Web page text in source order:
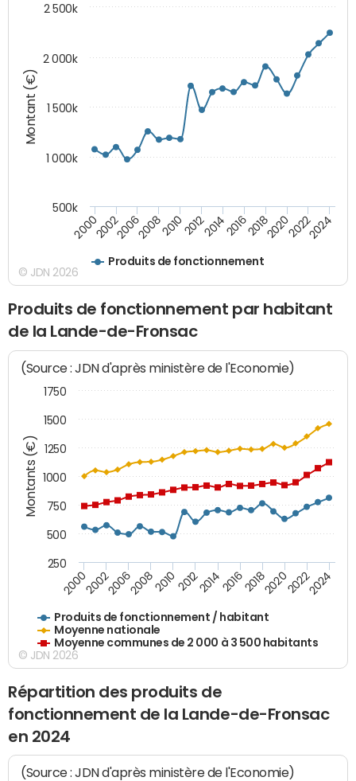
Montant (€)
Produits de fonctionnement
200020022006200820102012201420162018202020222024
1 000k
1 500k
2 000k
2 500k
500k
© JDN 2026
Produits de fonctionnement par habitant
de la Lande-de-Fronsac
Montants (€)
(Source : JDN d'après ministère de l'Economie)
Produits de fonctionnement / habitant
Moyenne nationale
Moyenne communes de 2 000 à 3 500 habitants
200020022006200820102012201420162018202020222024
250
500
750
1000
1250
1500
1750
© JDN 2026
Répartition des produits de
fonctionnement de la Lande-de-Fronsac
en 2024
(Source : JDN d'après ministère de l'Economie)